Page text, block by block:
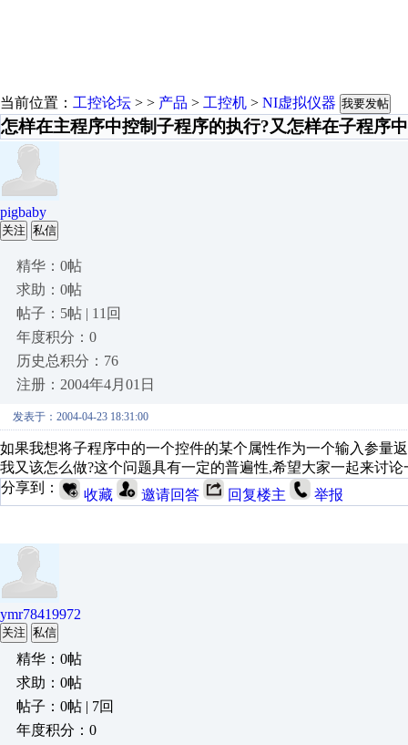
当前位置： 工控论坛 > > 产品 > 工控机 > NI虚拟仪器 我要发帖
怎样在主程序中控制子程序的执行?又怎样在子程序
pigbaby
关注 私信
精华：0帖
求助：0帖
帖子：5帖 | 11回
年度积分：0
历史总积分：76
注册：2004年4月01日
发表于：2004-04-23 18:31:00
如果我想将子程序中的一个控件的某个属性作为一个输入参量
我又该怎么做?这个问题具有一定的普遍性,希望大家一起来讨论
分享到：
收藏 邀请回答 回复楼主 举报
ymr78419972
关注 私信
精华：0帖
求助：0帖
帖子：0帖 | 7回
年度积分：0